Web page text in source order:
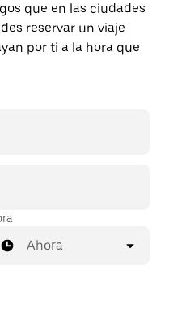
que en las ciudades
reservar un viaje
por ti a la hora que
Ahora